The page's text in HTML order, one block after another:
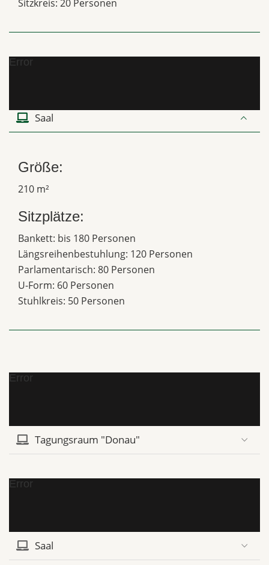
Sitzkreis: 20 Personen
Error
Saal
Größe:
210 m²
Sitzplätze:
Bankett: bis 180 Personen
Längsreihenbestuhlung: 120 Personen
Parlamentarisch: 80 Personen
U-Form: 60 Personen
Stuhlkreis: 50 Personen
Error
Tagungsraum "Donau"
Error
Saal